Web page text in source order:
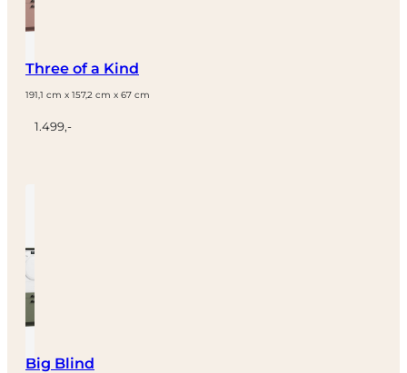
Three of a Kind
191,1 cm x 157,2 cm x 67 cm
1.499,-
Big Blind